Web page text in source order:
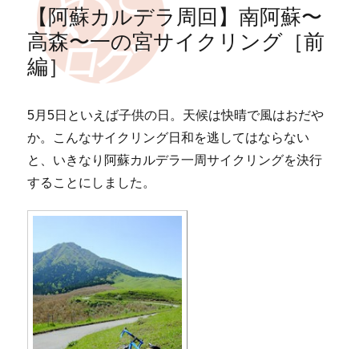
【阿蘇カルデラ周回】南阿蘇〜
高森〜一の宮サイクリング［前
編］
5月5日といえば子供の日。天候は快晴で風はおだや
か。こんなサイクリング日和を逃してはならない
と、いきなり阿蘇カルデラ一周サイクリングを決行
することにしました。